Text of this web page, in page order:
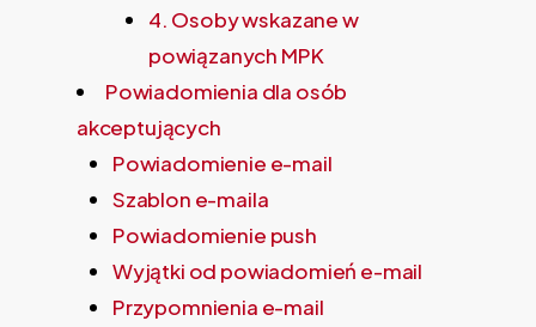
4. Osoby wskazane w
powiązanych MPK
Powiadomienia dla osób
akceptujących
Powiadomienie e-mail
Szablon e-maila
Powiadomienie push
Wyjątki od powiadomień e-mail
Przypomnienia e-mail